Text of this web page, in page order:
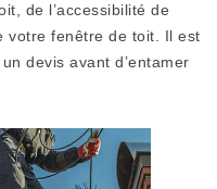
de l’accessibilité de
votre fenêtre de toit. Il est
devis avant d’entamer